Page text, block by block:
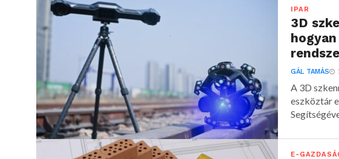
IPAR
3D
GÁL TAMÁS
A 3D
eszköztár
E-